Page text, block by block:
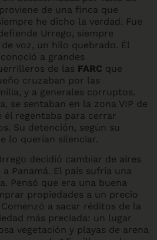
de una finca que
he dicho la verdad. Fue
Urrego, siempre
voz, un hilo quebrado. Él
a grandes
de las FARC que
cruzaban por las
y a generales corruptos.
se sentaban en la zona VIP de
regentaba para cerrar
Su detención, según su
lo querían silenciar.
decidió cambiar de aires
Panamá. El país sufría una
Pensó que era una buena
propiedades a un precio
a sacar réditos de la
más preciada: un lugar
vegetación y playas de arena